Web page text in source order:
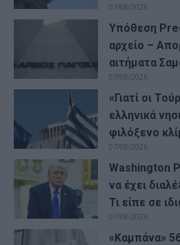
07/08/2026
Υπόθεση
αρχείο –
αιτήματα
07/08/2026
«Γιατί οι
ελληνικά
φιλόξενο
07/08/2026
Washington
να έχει
Τι είπε σε
07/08/2026
«Καμπάνα»